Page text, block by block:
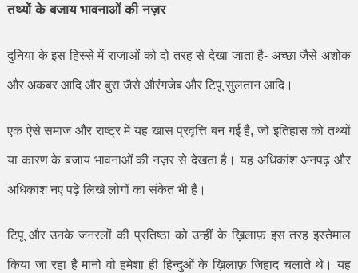
तथ्यों के बजाय भावनाओं की नज़र
दुनिया के इस हिस्से में राजाओं को दो तरह से देखा जाता है- अच्छा जैसे अशोक
और अकबर आदि और बुरा जैसे औरंगजेब और टिपू सुलतान आदि।
एक ऐसे समाज और राष्ट्र में यह खास प्रवृत्ति बन गई है,जो इतिहास को तथ्यों
या कारण के बजाय भावनाओं की नज़र से देखता है। यह अधिकांश अनपढ़ और
अधिकांश नए पढ़े लिखे लोगों का संकेत भी है।
टिपू और उनके जनरलों की प्रतिष्ठा को उन्हीं के ख़िलाफ़ इस तरह इस्तेमाल
किया जा रहा है मानो वो हमेशा ही हिन्दुओं के ख़िलाफ़ जिहाद चलाते थे। यह